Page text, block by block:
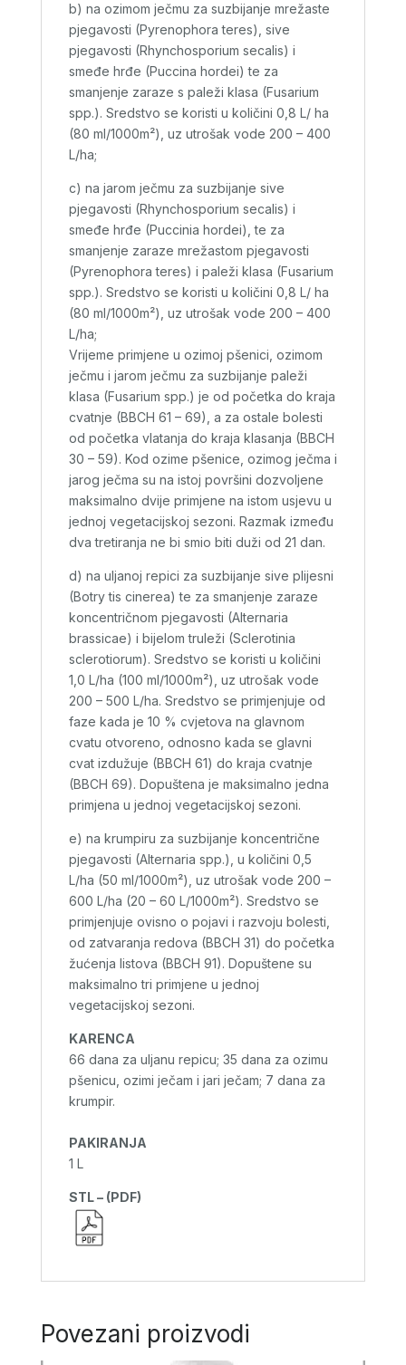
b) na ozimom ječmu za suzbijanje mrežaste
pjegavosti (Pyrenophora teres), sive
pjegavosti (Rhynchosporium secalis) i
smeđe hrđe (Puccina hordei) te za
smanjenje zaraze s paleži klasa (Fusarium
spp.). Sredstvo se koristi u količini 0,8 L/ ha
(80 ml/1000m²), uz utrošak vode 200 – 400
L/ha;
c) na jarom ječmu za suzbijanje sive
pjegavosti (Rhynchosporium secalis) i
smeđe hrđe (Puccinia hordei), te za
smanjenje zaraze mrežastom pjegavosti
(Pyrenophora teres) i paleži klasa (Fusarium
spp.). Sredstvo se koristi u količini 0,8 L/ ha
(80 ml/1000m²), uz utrošak vode 200 – 400
L/ha;
Vrijeme primjene u ozimoj pšenici, ozimom
ječmu i jarom ječmu za suzbijanje paleži
klasa (Fusarium spp.) je od početka do kraja
cvatnje (BBCH 61 – 69), a za ostale bolesti
od početka vlatanja do kraja klasanja (BBCH
30 – 59). Kod ozime pšenice, ozimog ječma i
jarog ječma su na istoj površini dozvoljene
maksimalno dvije primjene na istom usjevu u
jednoj vegetacijskoj sezoni. Razmak između
dva tretiranja ne bi smio biti duži od 21 dan.
d) na uljanoj repici za suzbijanje sive plijesni
(Botry tis cinerea) te za smanjenje zaraze
koncentričnom pjegavosti (Alternaria
brassicae) i bijelom truleži (Sclerotinia
sclerotiorum). Sredstvo se koristi u količini
1,0 L/ha (100 ml/1000m²), uz utrošak vode
200 – 500 L/ha. Sredstvo se primjenjuje od
faze kada je 10 % cvjetova na glavnom
cvatu otvoreno, odnosno kada se glavni
cvat izdužuje (BBCH 61) do kraja cvatnje
(BBCH 69). Dopuštena je maksimalno jedna
primjena u jednoj vegetacijskoj sezoni.
e) na krumpiru za suzbijanje koncentrične
pjegavosti (Alternaria spp.), u količini 0,5
L/ha (50 ml/1000m²), uz utrošak vode 200 –
600 L/ha (20 – 60 L/1000m²). Sredstvo se
primjenjuje ovisno o pojavi i razvoju bolesti,
od zatvaranja redova (BBCH 31) do početka
žućenja listova (BBCH 91). Dopuštene su
maksimalno tri primjene u jednoj
vegetacijskoj sezoni.
KARENCA
66 dana za uljanu repicu; 35 dana za ozimu
pšenicu, ozimi ječam i jari ječam; 7 dana za
krumpir.
PAKIRANJA
1 L
STL – (PDF)
Povezani proizvodi